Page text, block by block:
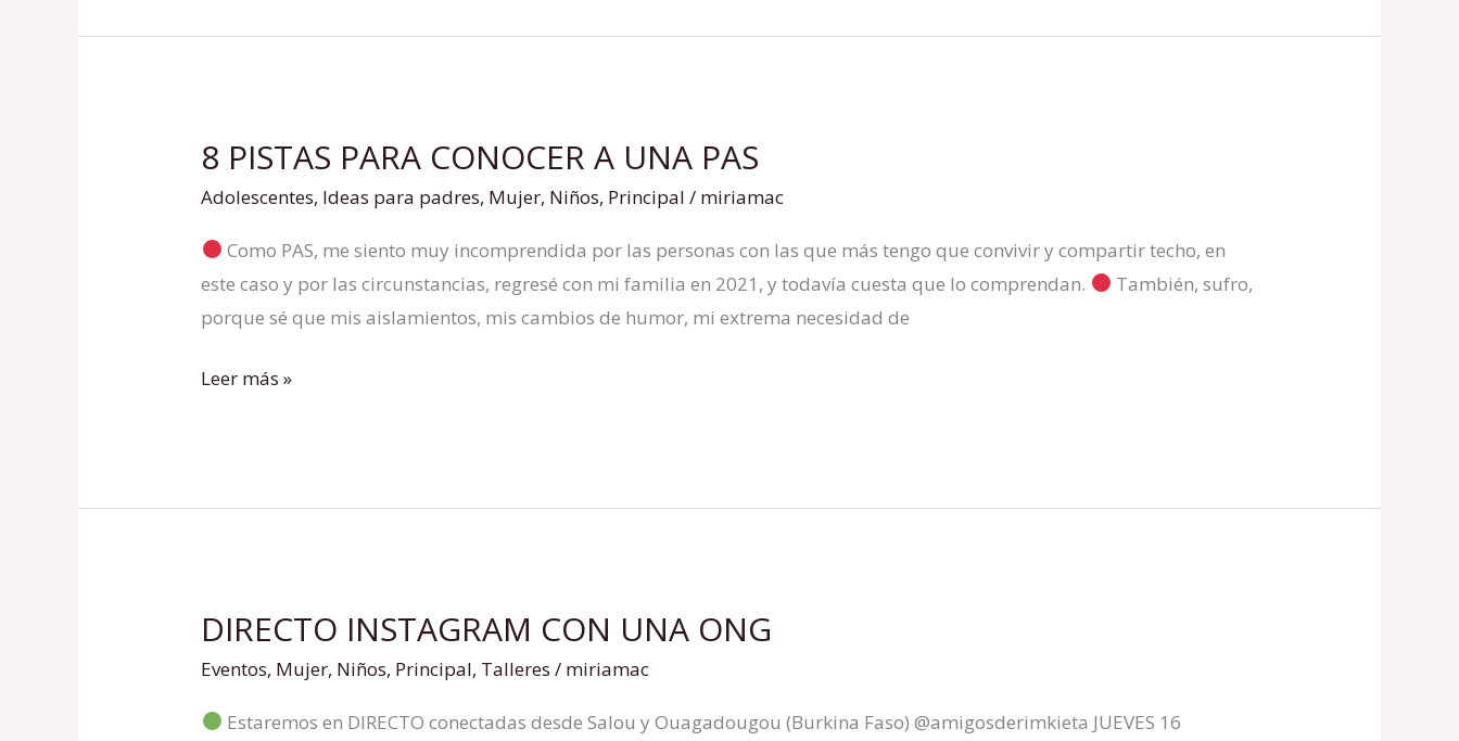
8 PISTAS PARA CONOCER A UNA PAS
Adolescentes, Ideas para padres, Mujer, Niños, Principal / miriamac
Como PAS, me siento muy incomprendida por las personas con las que más tengo que convivir y compartir techo, en
este caso y por las circunstancias, regresé con mi familia en 2021, y todavía cuesta que lo comprendan.
También, sufro,
porque sé que mis aislamientos, mis cambios de humor, mi extrema necesidad de
8
PISTAS
CONOCER
A
UNA
Leer más »
DIRECTO INSTAGRAM CON UNA ONG
Eventos, Mujer, Niños, Principal, Talleres / miriamac
Estaremos en DIRECTO conectadas desde Salou y Ouagadougou (Burkina Faso) @amigosderimkieta JUEVES 16
DIRECTO
INSTAGRAM
UNA